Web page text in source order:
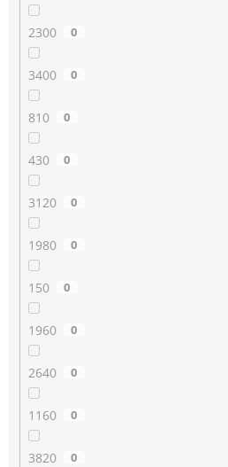
2300 0
3400 0
810 0
430 0
3120 0
1980 0
150 0
1960 0
2640 0
1160 0
3820 0